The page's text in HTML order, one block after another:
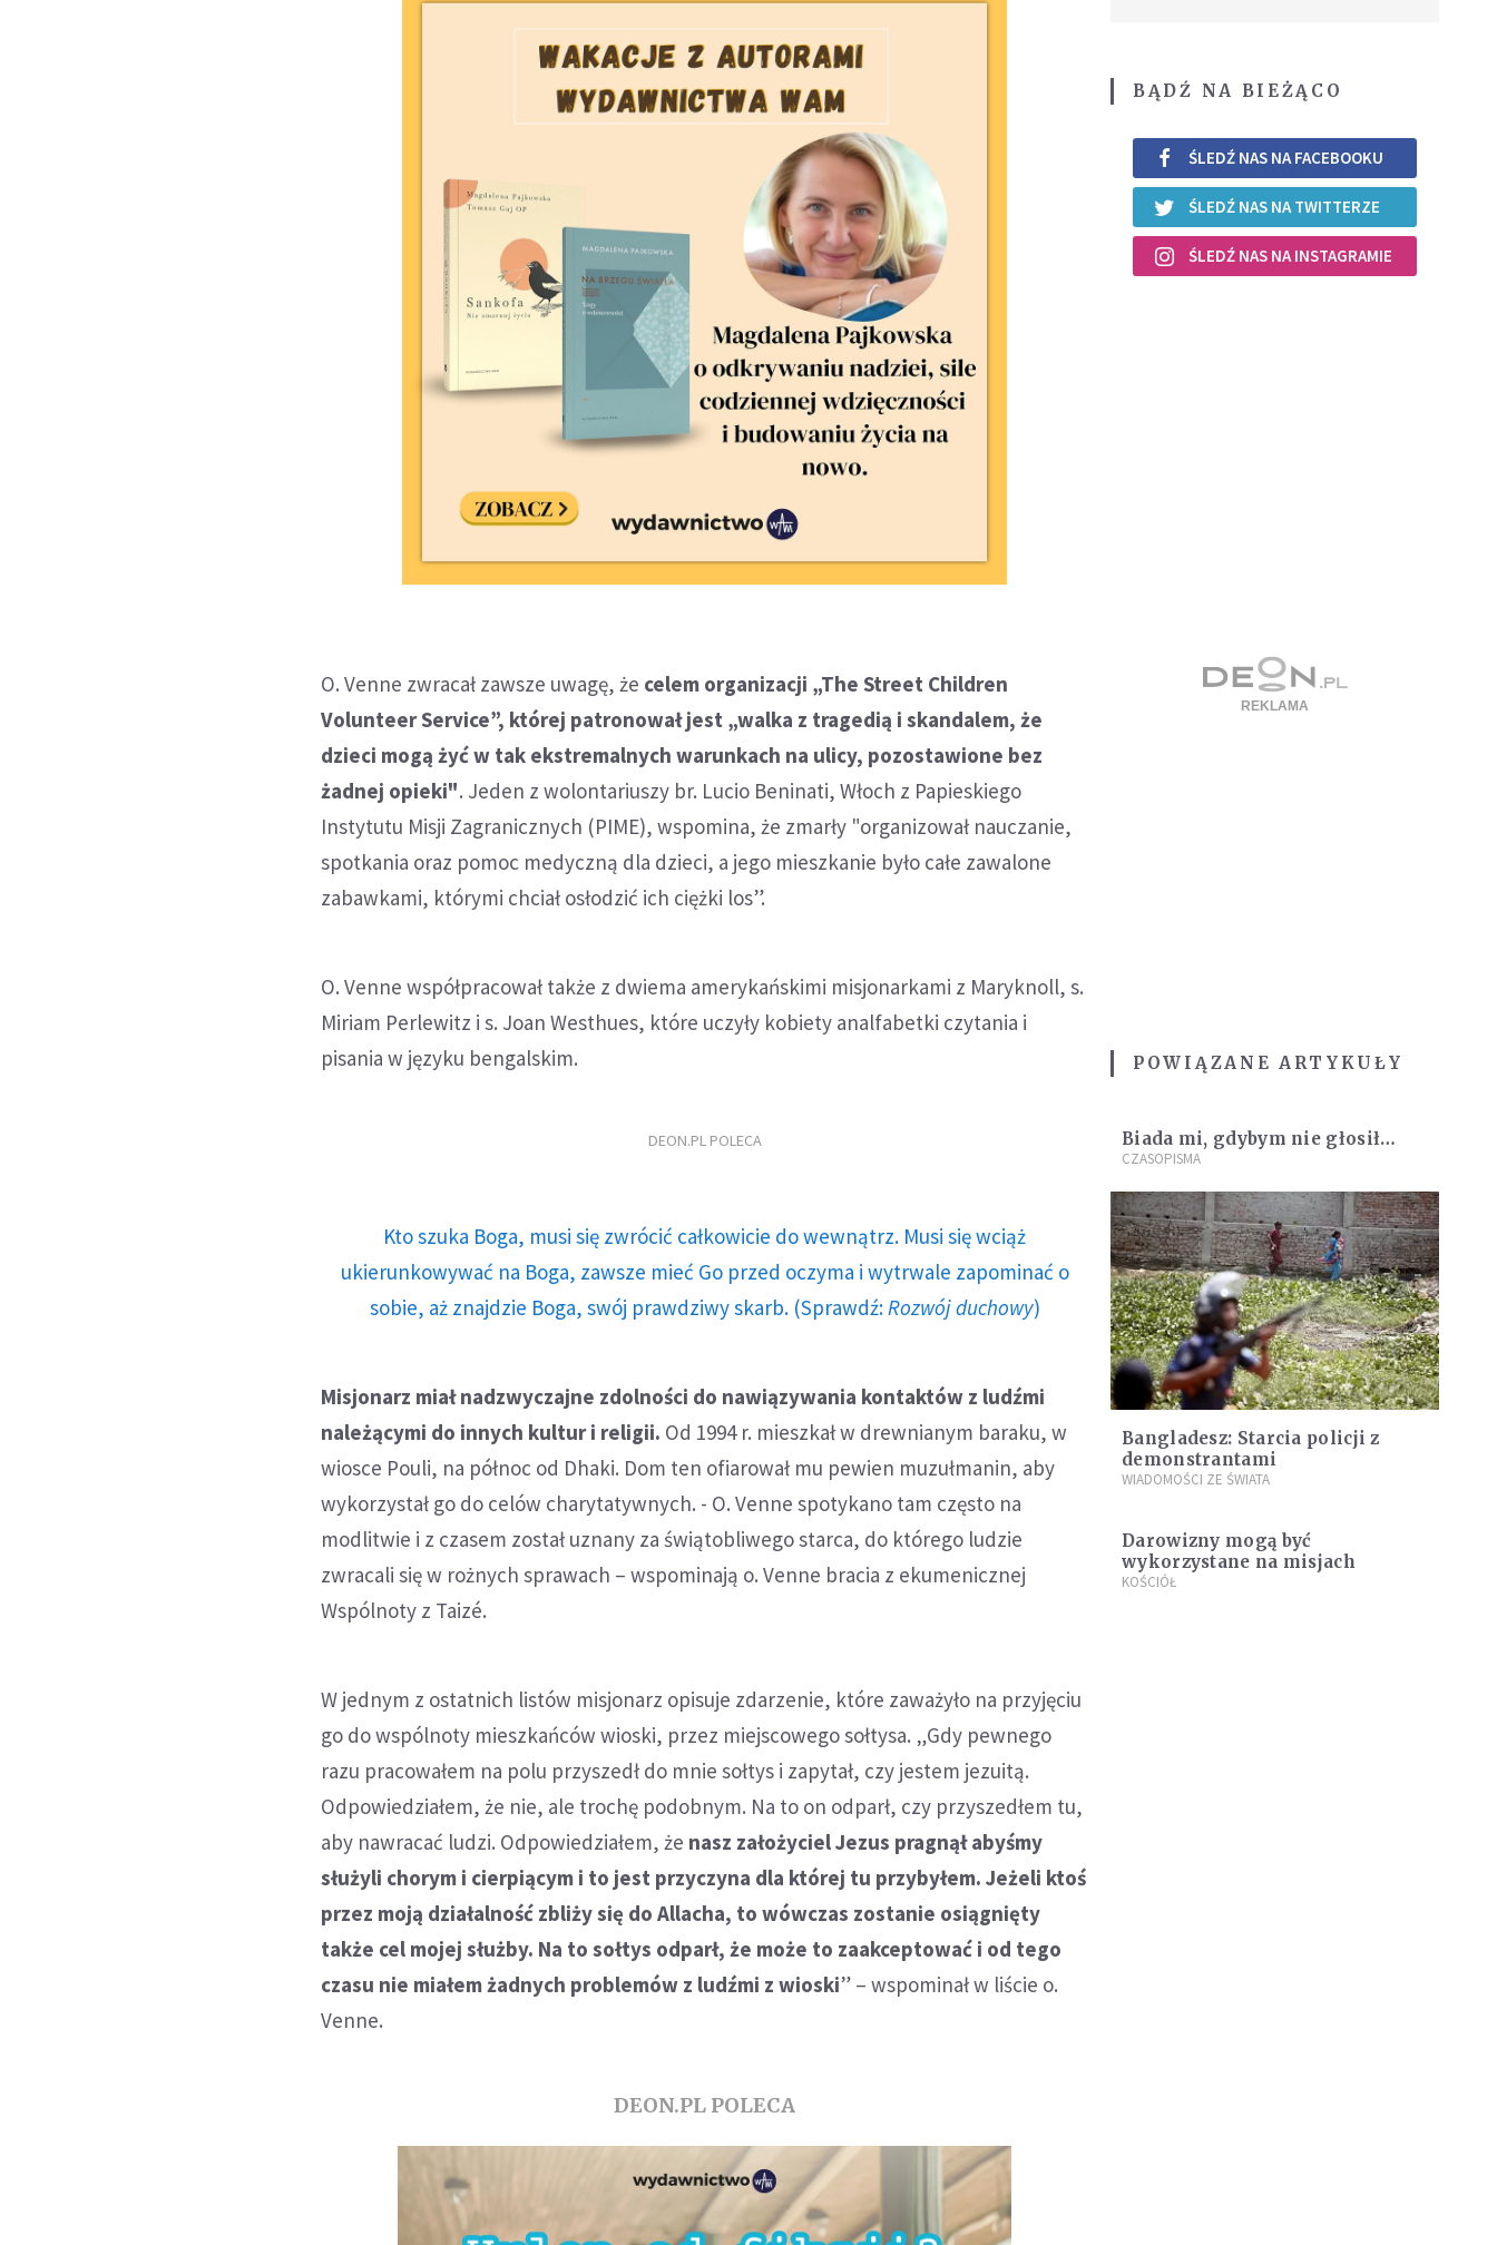
O. Venne zwracał zawsze uwagę, że celem organizacji „The Street Children
Volunteer Service”, której patronował jest „walka z tragedią i skandalem, że
dzieci mogą żyć w tak ekstremalnych warunkach na ulicy, pozostawione bez
żadnej opieki". Jeden z wolontariuszy br. Lucio Beninati, Włoch z Papieskiego
Instytutu Misji Zagranicznych (PIME), wspomina, że zmarły "organizował nauczanie,
spotkania oraz pomoc medyczną dla dzieci, a jego mieszkanie było całe zawalone
zabawkami, którymi chciał osłodzić ich ciężki los”.
O. Venne współpracował także z dwiema amerykańskimi misjonarkami z Maryknoll, s.
Miriam Perlewitz i s. Joan Westhues, które uczyły kobiety analfabetki czytania i
pisania w języku bengalskim.
DEON.PL POLECA
Kto szuka Boga, musi się zwrócić całkowicie do wewnątrz. Musi się wciąż
ukierunkowywać na Boga, zawsze mieć Go przed oczyma i wytrwale zapominać o
sobie, aż znajdzie Boga, swój prawdziwy skarb. (Sprawdź: Rozwój duchowy)
Misjonarz miał nadzwyczajne zdolności do nawiązywania kontaktów z ludźmi
należącymi do innych kultur i religii. Od 1994 r. mieszkał w drewnianym baraku, w
wiosce Pouli, na północ od Dhaki. Dom ten ofiarował mu pewien muzułmanin, aby
wykorzystał go do celów charytatywnych. - O. Venne spotykano tam często na
modlitwie i z czasem został uznany za świątobliwego starca, do którego ludzie
zwracali się w rożnych sprawach – wspominają o. Venne bracia z ekumenicznej
Wspólnoty z Taizé.
W jednym z ostatnich listów misjonarz opisuje zdarzenie, które zaważyło na przyjęciu
go do wspólnoty mieszkańców wioski, przez miejscowego sołtysa. „Gdy pewnego
razu pracowałem na polu przyszedł do mnie sołtys i zapytał, czy jestem jezuitą.
Odpowiedziałem, że nie, ale trochę podobnym. Na to on odparł, czy przyszedłem tu,
aby nawracać ludzi. Odpowiedziałem, że nasz założyciel Jezus pragnął abyśmy
służyli chorym i cierpiącym i to jest przyczyna dla której tu przybyłem. Jeżeli ktoś
przez moją działalność zbliży się do Allacha, to wówczas zostanie osiągnięty
także cel mojej służby. Na to sołtys odparł, że może to zaakceptować i od tego
czasu nie miałem żadnych problemów z ludźmi z wioski” – wspominał w liście o.
Venne.
DEON.PL POLECA
BĄDŹ NA BIEŻĄCO
ŚLEDŹ NAS NA FACEBOOKU
ŚLEDŹ NAS NA TWITTERZE
ŚLEDŹ NAS NA INSTAGRAMIE
POWIĄZANE ARTYKUŁY
Biada mi, gdybym nie głosił…
CZASOPISMA
Bangladesz: Starcia policji z
demonstrantami
WIADOMOŚCI ZE ŚWIATA
Darowizny mogą być
wykorzystane na misjach
KOŚCIÓŁ